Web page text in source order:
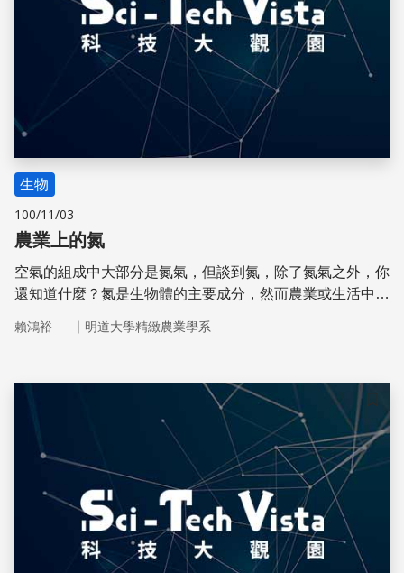
生物
100/11/03
農業上的氮
空氣的組成中大部分是氮氣，但談到氮，除了氮氣之外，你
還知道什麼？氮是生物體的主要成分，然而農業或生活中對
影響。
賴鴻裕 ｜ 明道大學精緻農業學系
儲存